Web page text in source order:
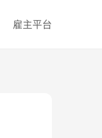
雇主平台